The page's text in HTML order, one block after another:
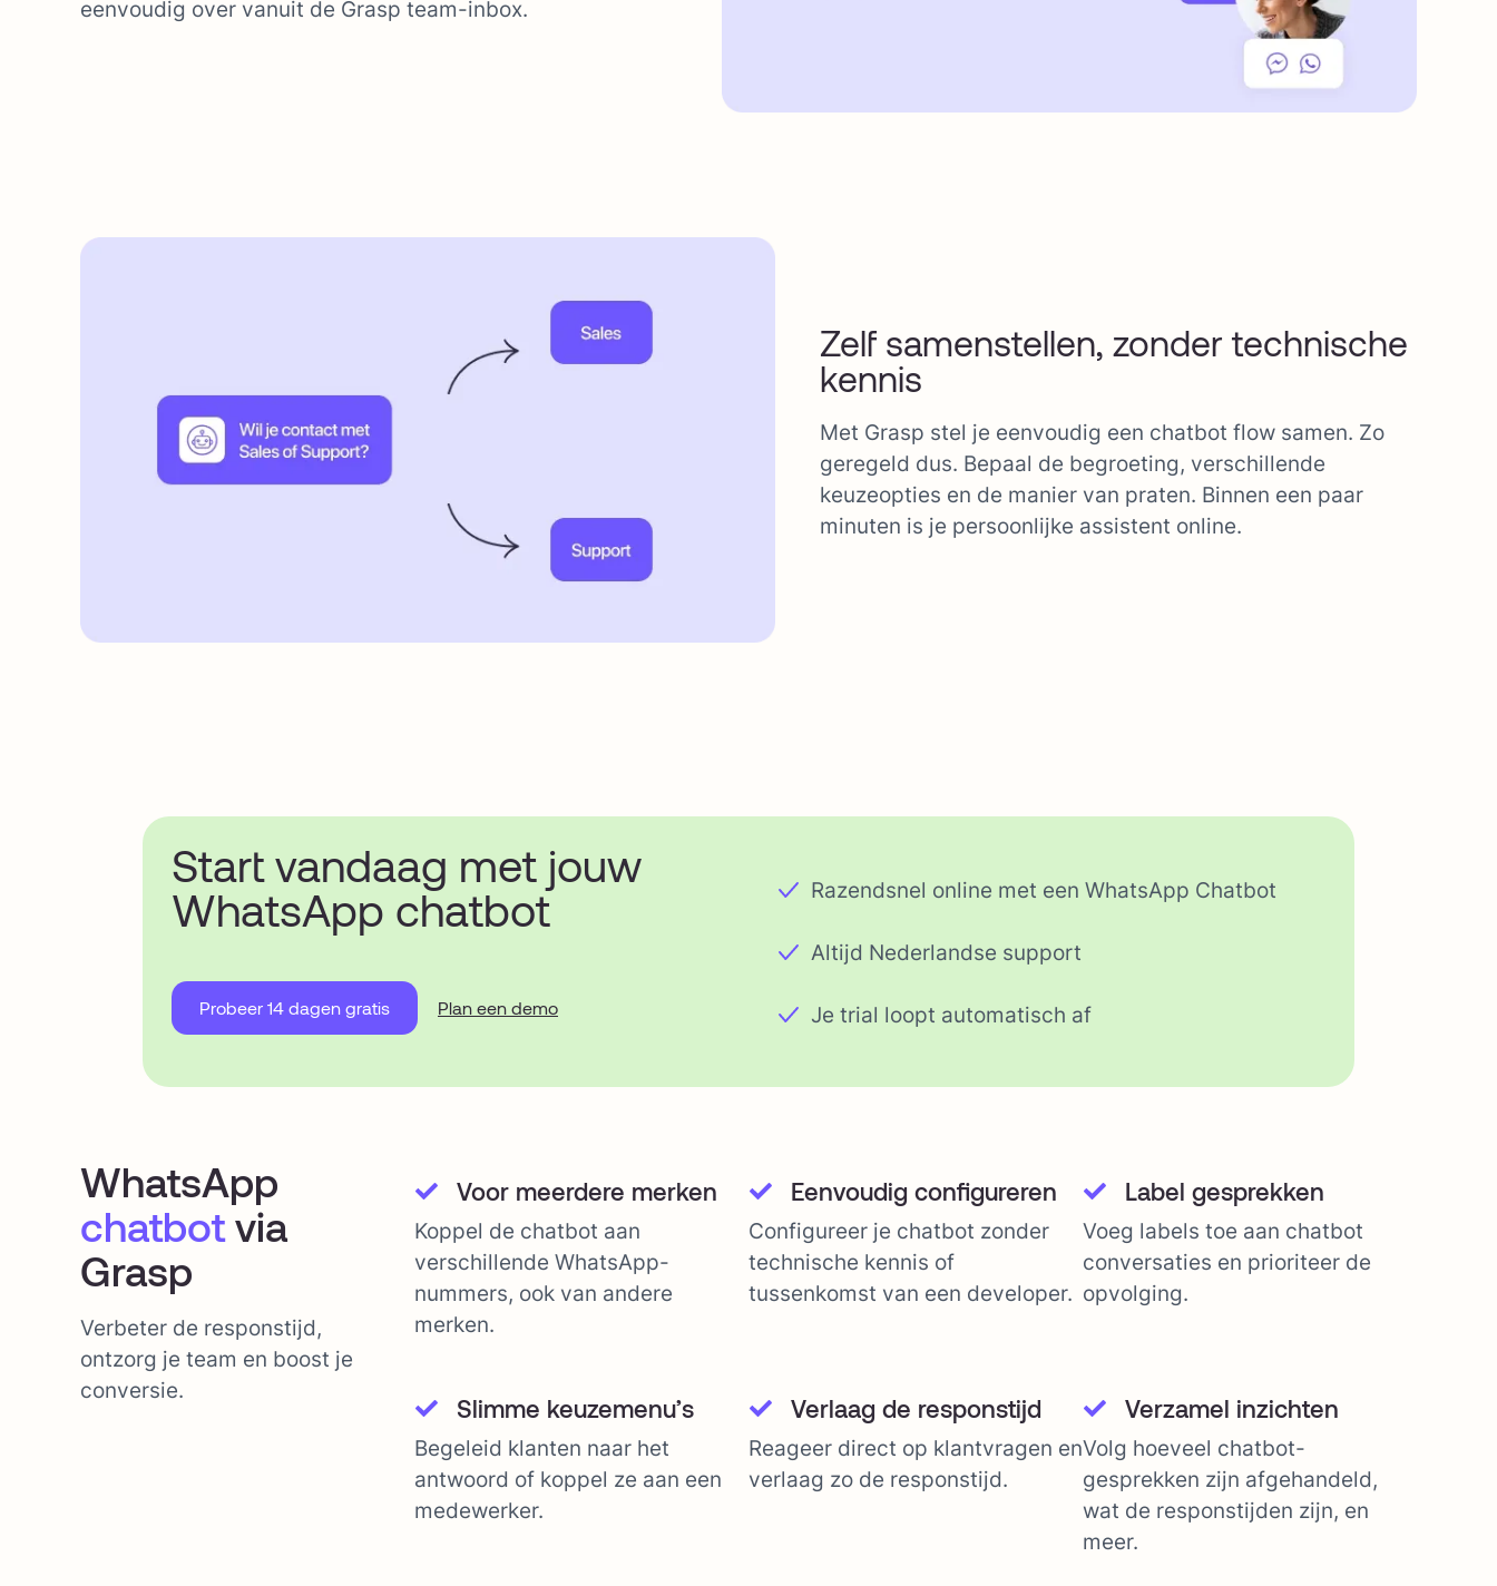
eenvoudig over vanuit de Grasp team-inbox.
Zelf samenstellen, zonder technische
kennis
Met Grasp stel je eenvoudig een chatbot flow samen. Zo
geregeld dus. Bepaal de begroeting, verschillende
keuzeopties en de manier van praten. Binnen een paar
minuten is je persoonlijke assistent online.
Start vandaag met jouw
WhatsApp chatbot
Probeer 14 dagen gratis Plan een demo
Razendsnel online met een WhatsApp Chatbot
Altijd Nederlandse support
Je trial loopt automatisch af
WhatsApp
chatbotvia
Grasp
Verbeter de responstijd,
ontzorg je team en boost je
conversie.
Voor meerdere merken
Koppel de chatbot aan
verschillende WhatsApp-
nummers, ook van andere
merken.
Slimme keuzemenu’s
Begeleid klanten naar het
antwoord of koppel ze aan een
medewerker.
Eenvoudig configureren
Configureer je chatbot zonder
technische kennis of
tussenkomst van een developer.
Verlaag de responstijd
Reageer direct op klantvragen en
verlaag zo de responstijd.
Label gesprekken
Voeg labels toe aan chatbot
conversaties en prioriteer de
opvolging.
Verzamel inzichten
Volg hoeveel chatbot-
gesprekken zijn afgehandeld,
wat de responstijden zijn, en
meer.